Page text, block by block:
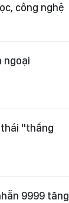
công nghệ
ngoại
thái "thắng
9999 tăng